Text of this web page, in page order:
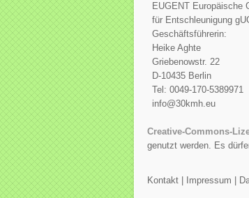
EUGENT Europäische
für Entschleunigung
Geschäftsführerin:
Heike Aghte
Griebenowstr. 22
D-10435 Berlin
Tel: 0049-170-5389971
info@30kmh.eu
Creative-Commons-
genutzt werden. Es
Kontakt Impressum